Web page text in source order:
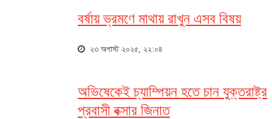
বর্ষায় ভ্রমণে মাথায় রাখুন এসব বিষয়
২৩ অগাস্ট ২০২৫, ২২:০৪
অভিষেকেই চ্যাম্পিয়ন হতে চান যুক্তরাষ্ট্র
প্রবাসী বক্সার জিনাত